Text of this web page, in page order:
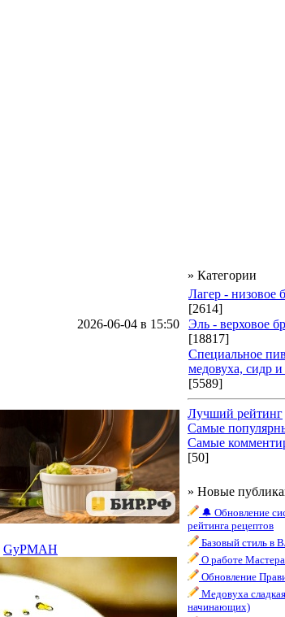
2026-06-04 в 15:50
GyPMAH
» Категории
Лагер - низовое
[2614]
Эль - верховое
[18817]
Специальное
медовуха, сидр
[5589]
Лучший рейтинг
Самые
Самые
[50]
» Новые
🔔 Обновление
рейтинга рецептов
Базовый стиль в
О работе
Обновление
Медовуха
начинающих)